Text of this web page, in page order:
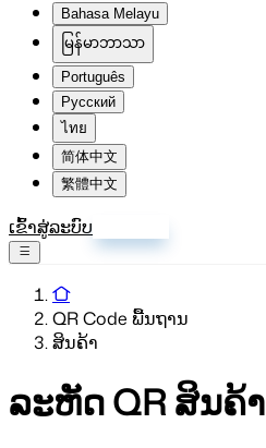
Bahasa Melayu
မြန်မာဘာသာ
Português
Русский
ไทย
简体中文
繁體中文
ເຂົ້າສູ່ລະບົບ
QR Code ພື້ນຖານ
ສິນຄ້າ
ລະຫັດ QR ສິນຄ້າ